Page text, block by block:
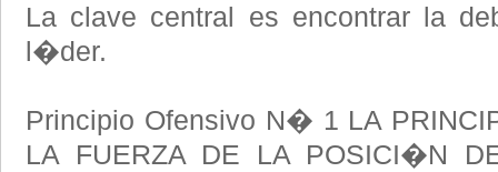
La clave central es encontrar la
l�der.
Principio Ofensivo N� 1 LA
LA FUERZA DE LA POSICI�N